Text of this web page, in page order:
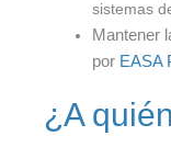
sistemas
Mantener
por EASA
¿A